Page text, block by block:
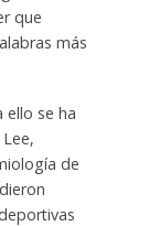
que
más
ello se ha
de